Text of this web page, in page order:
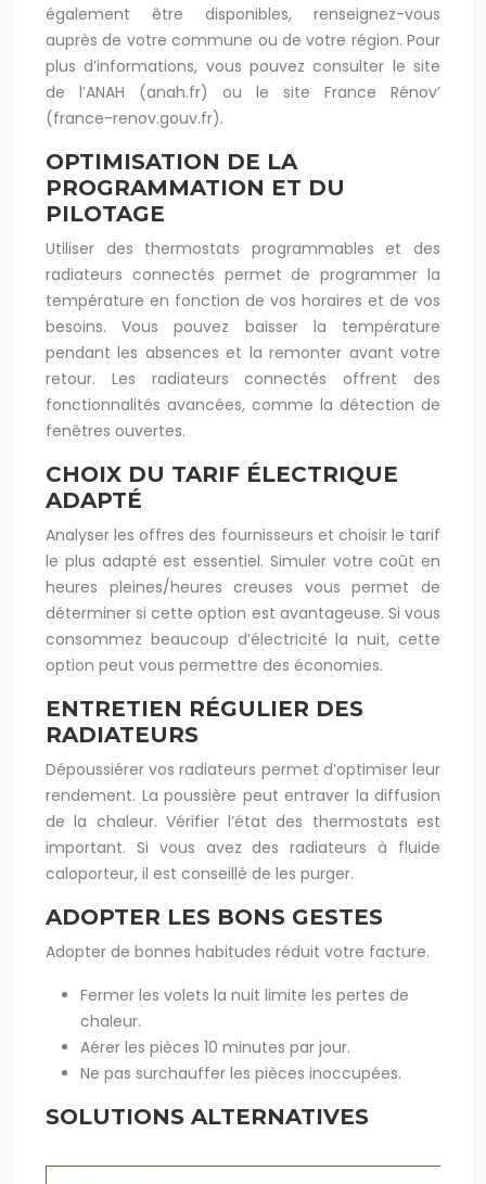
également être disponibles, renseignez-vous
auprès de votre commune ou de votre région. Pour
plus d’informations, vous pouvez consulter le site
de l’ANAH (anah.fr) ou le site France Rénov’
(france-renov.gouv.fr).
OPTIMISATION DE LA
PROGRAMMATION ET DU
PILOTAGE
Utiliser des thermostats programmables et des
radiateurs connectés permet de programmer la
température en fonction de vos horaires et de vos
besoins. Vous pouvez baisser la température
pendant les absences et la remonter avant votre
retour. Les radiateurs connectés offrent des
fonctionnalités avancées, comme la détection de
fenêtres ouvertes.
CHOIX DU TARIF ÉLECTRIQUE
ADAPTÉ
Analyser les offres des fournisseurs et choisir le tarif
le plus adapté est essentiel. Simuler votre coût en
heures pleines/heures creuses vous permet de
déterminer si cette option est avantageuse. Si vous
consommez beaucoup d’électricité la nuit, cette
option peut vous permettre des économies.
ENTRETIEN RÉGULIER DES
RADIATEURS
Dépoussiérer vos radiateurs permet d’optimiser leur
rendement. La poussière peut entraver la diffusion
de la chaleur. Vérifier l’état des thermostats est
important. Si vous avez des radiateurs à fluide
caloporteur, il est conseillé de les purger.
ADOPTER LES BONS GESTES
Adopter de bonnes habitudes réduit votre facture.
Fermer les volets la nuit limite les pertes de
chaleur.
Aérer les pièces 10 minutes par jour.
Ne pas surchauffer les pièces inoccupées.
SOLUTIONS ALTERNATIVES